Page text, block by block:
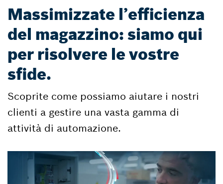
Massimizzate l’efficienza
del magazzino: siamo qui
per risolvere le vostre
sfide.
Scoprite come possiamo aiutare i nostri
clienti a gestire una vasta gamma di
attività di automazione.